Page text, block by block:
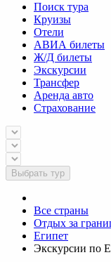
Поиск тура
Круизы
Отели
АВИА билеты
Ж/Д билеты
Экскурсии
Трансфер
Аренда авто
Страхование
Выбрать тур
Все страны
Отдых за
Египет
Экскурсии по